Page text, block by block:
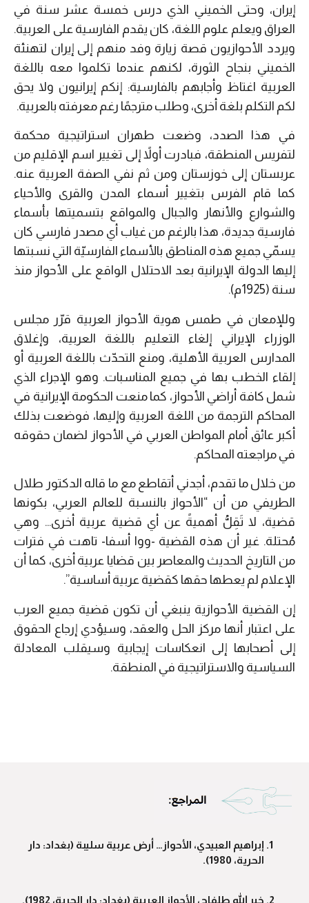
إيران، وحتى الخميني الذي درس خمسة عشر سنة في
العراق ويعلم علوم اللغة، كان يقدم الفارسية على العربية.
ويردد الأحوازيون قصة زيارة وفد منهم إلى إيران لتهنئة
الخميني بنجاح الثورة، لكنهم عندما تكلموا معه باللغة
العربية اغتاظ وأجابهم بالفارسية: إنكم إيرانيون ولا يحق
لكم التكلم بلغة أخرى، وطلب مترجمًا رغم معرفته بالعربية.
في هذا الصدد، وضعت طهران استراتيجية محكمة
لتفريس المنطقة، فبادرت أولاً إلى تغيير اسم الإقليم من
عربستان إلى خوزستان ومن ثم نفي الصفة العربية عنه.
كما قام الفرس بتغيير أسماء المدن والقرى والأحياء
والشوارع والأنهار والجبال والمواقع بتسميتها بأسماء
فارسية جديدة، هذا بالرغم من غياب أي مصدر فارسي كان
يسمّي جميع هذه المناطق بالأسماء الفارسيّة التي نسبتها
إليها الدولة الإيرانية بعد الاحتلال الواقع على الأحواز منذ
سنة (1925م).
وللإمعان في طمس هوية الأحواز العربية قرّر مجلس
الوزراء الإيراني إلغاء التعليم باللغة العربية، وإغلاق
المدارس العربية الأهلية، ومنع التحدّث باللغة العربية أو
إلقاء الخطب بها في جميع المناسبات. وهو الإجراء الذي
شمل كافة أراضي الأحواز، كما منعت الحكومة الإيرانية في
المحاكم الترجمة من اللغة العربية وإليها، فوضعت بذلك
أكبر عائق أمام المواطن العربي في الأحواز لضمان حقوقه
في مراجعته المحاكم.
من خلال ما تقدم، أجدني أتقاطع مع ما قاله الدكتور طلال
الطريفي من أن “الأحواز بالنسبة للعالم العربي، بكونها
قضية، لا تَقِلُّ أهميةً عن أي قضية عربية أخرى… وهي
مُحتلة. غير أن هذه القضية -ووا أسفا- تاهت في فترات
من التاريخ الحديث والمعاصر بين قضايا عربية أخرى، كما أن
الإعلام لم يعطها حقها كقضية عربية أساسية”.
إن القضية الأحوازية ينبغي أن تكون قضية جميع العرب
على اعتبار أنها مركز الحل والعقد، وسيؤدي إرجاع الحقوق
إلى أصحابها إلى انعكاسات إيجابية وسيقلب المعادلة
السياسية والاستراتيجية في المنطقة.
إبراهيم العبيدي، الأحواز… أرض عربية سليبة (بغداد: دار
الحرية، 1980).
خير الله طلفاح، الأحواز العربية (بغداد: دار الحرية، 1982).